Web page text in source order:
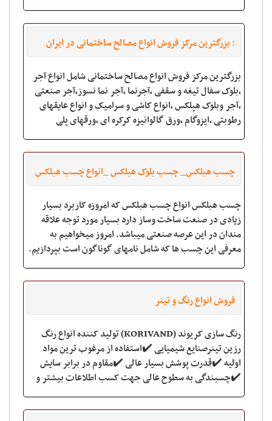
: بزرگترین مرکز فروش انواع مصالح ساختمانی در ایران
بزرگترین مرکز فروش انواع مصالح ساختمانی شامل انواع آجر
،بلوک سفال تیغه و سقفی ،آجرنما ،آجر نما نسوز،آجر صنعتی
،آجر وبلوک هپلکس ،انواع کاشی و سرامیک و انواع عایقهای
رطوبتی ،ایزوگام ،ورق گالوانیزه کرکره ای ،ورقهای پلی
چسب هبلکس_ چسب بلوک هبلکس _انواع چسب هبلکس
چسب هبلکس انواع چسب هبلکس که امروزه کاربرد بسیار
زیادی در صنعت ساخت وساز دارد بسیار مورد توجه علاقه
مندان در این عرصه صنعتی میباشد. امروز میخواهیم به
معرفی این چسب ها که شامل نامهای گوناگون است بپردازیم.
فروش انواع رنگ و تینر
رنگ سازی کریوند (KORIVAND) تولید کننده انواع رنگ
رزین تینرصنایع شیمیایی ✔️استفاده از مرغوب ترین مواد
اولیه ✔️قدرت پوشش بسیار عالی ✔️مقاوم در برابر سایش
✔️چسبندگی به سطوح عالی جهت کسب اطلاعات بیشتر و